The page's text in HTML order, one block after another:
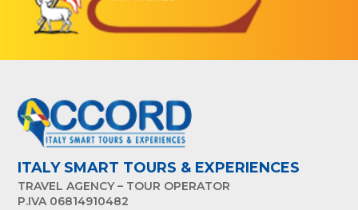
ITALY SMART TOURS & EXPERIENCES
TRAVEL AGENCY – TOUR OPERATOR
P.IVA 06814910482